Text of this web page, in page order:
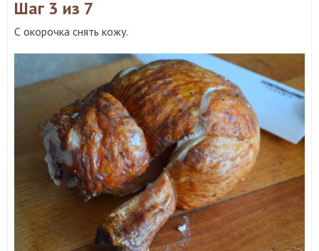
Шаг 3 из 7
С окорочка снять кожу.